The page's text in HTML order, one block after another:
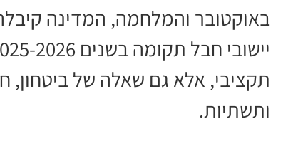
באוקטובר והמלחמה, המדינה קיבלה
תקציבי, אלא גם שאלה של ביטחון,
ותשתיות.